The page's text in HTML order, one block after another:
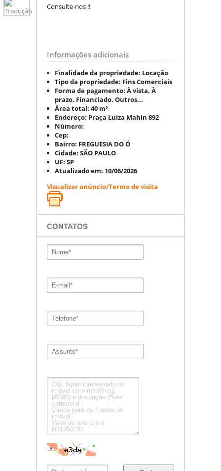
Consulte-nos !!
Informações adicionais
Finalidade da propriedade: Locação
Tipo da propriedade: Fins Comerciais
Forma de pagamento: À vista, À
prazo, Financiado, Outros...
Área total: 40 m²
Endereço: Praça Luiza Mahin 892
Número:
Cep:
Bairro: FREGUESIA DO Ó
Cidade: SÃO PAULO
UF: SP
Atualizado em: 10/06/2026
Visualizar anúncio/Termo de visita
CONTATOS